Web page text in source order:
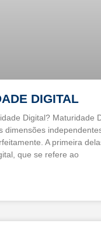
DIGITAL
Digital? Maturidade
dimensões
A primeira
que se refere ao